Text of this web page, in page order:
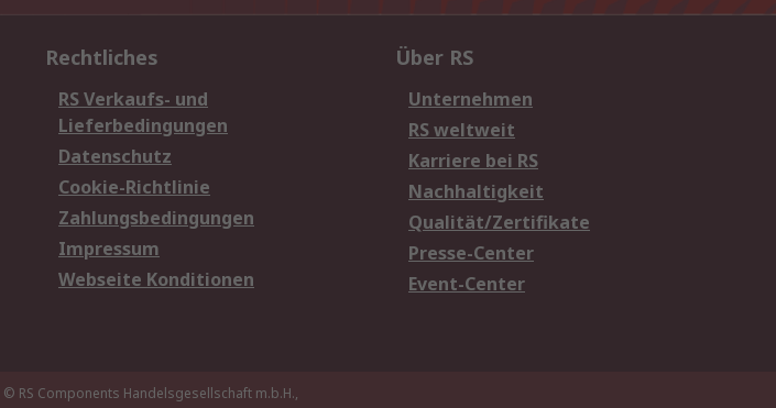
Rechtliches
RS Verkaufs- und
Lieferbedingungen
Datenschutz
Cookie-Richtlinie
Zahlungsbedingungen
Impressum
Webseite Konditionen
Über RS
Unternehmen
RS weltweit
Karriere bei RS
Nachhaltigkeit
Qualität/Zertifikate
Presse-Center
Event-Center
© RS Components Handelsgesellschaft m.b.H.,